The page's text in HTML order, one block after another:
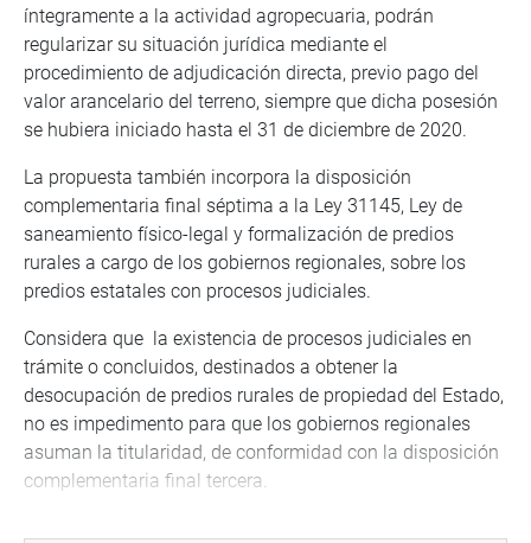
íntegramente a la actividad agropecuaria, podrán
regularizar su situación jurídica mediante el
procedimiento de adjudicación directa, previo pago del
valor arancelario del terreno, siempre que dicha posesión
se hubiera iniciado hasta el 31 de diciembre de 2020.
La propuesta también incorpora la disposición
complementaria final séptima a la Ley 31145, Ley de
saneamiento físico-legal y formalización de predios
rurales a cargo de los gobiernos regionales, sobre los
predios estatales con procesos judiciales.
Considera que la existencia de procesos judiciales en
trámite o concluidos, destinados a obtener la
desocupación de predios rurales de propiedad del Estado,
no es impedimento para que los gobiernos regionales
asuman la titularidad, de conformidad con la disposición
complementaria final tercera.